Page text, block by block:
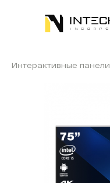
Интерактивные панели